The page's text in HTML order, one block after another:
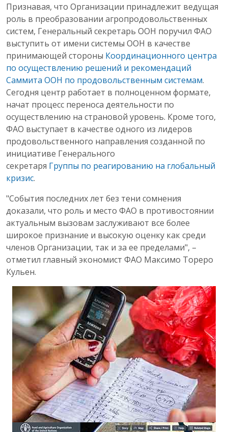
Признавая, что Организации принадлежит ведущая
роль в преобразовании агропродовольственных
систем, Генеральный секретарь ООН поручил ФАО
выступить от имени системы ООН в качестве
принимающей стороны Координационного центра
по осуществлению решений и рекомендаций
Саммита ООН по продовольственным системам.
Сегодня центр работает в полноценном формате,
начат процесс переноса деятельности по
осуществлению на страновой уровень. Кроме того,
ФАО выступает в качестве одного из лидеров
продовольственного направления созданной по
инициативе Генерального
секретаря Группы по реагированию на глобальный
кризис.
"События последних лет без тени сомнения
доказали, что роль и место ФАО в противостоянии
актуальным вызовам заслуживают все более
широкое признание и высокую оценку как среди
членов Организации, так и за ее пределами", –
отметил главный экономист ФАО Максимо Тореро
Кульен.